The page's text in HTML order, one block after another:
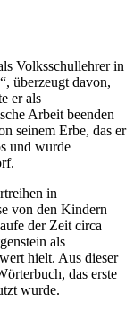
Volksschullehrer in
überzeugt davon,
er als
Arbeit beenden
seinem Erbe, das er
und wurde
in
von den Kindern
der Zeit circa
als
hielt. Aus dieser
das erste
wurde.